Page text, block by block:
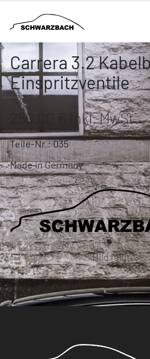
Carrera 3.2
Einspritzventile
250.00 € inkl. MwSt.
Teile-Nr.: 035
Made in Germany
Bild folgt